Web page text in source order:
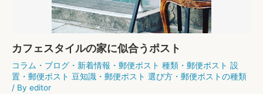
カフェスタイルの家に似合うポスト
コラム ・ ブログ ・ 新着情報 ・ 郵便ポスト 種類 ・ 郵便ポスト 設
置 ・ 郵便ポスト 豆知識 ・ 郵便ポスト 選び方 ・ 郵便ポストの種類
/ By editor